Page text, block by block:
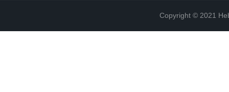
Copyright © 2021